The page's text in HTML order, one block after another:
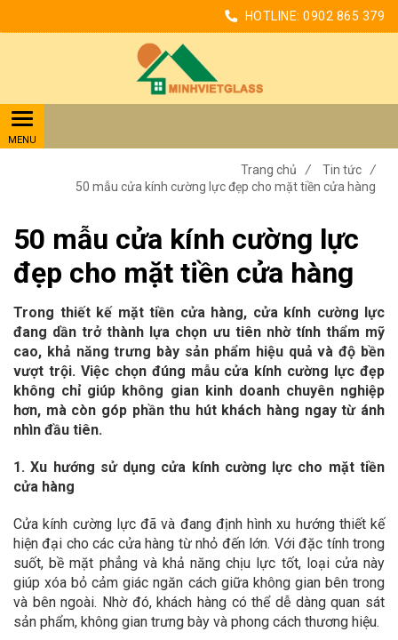
HOTLINE: 0902 865 379
Trang chủ / Tin tức
/
50 mẫu cửa kính cường lực đẹp cho mặt tiền cửa hàng
50 mẫu cửa kính cường lực
đẹp cho mặt tiền cửa hàng
Trong thiết kế mặt tiền cửa hàng, cửa kính cường lực
đang dần trở thành lựa chọn ưu tiên nhờ tính thẩm mỹ
cao, khả năng trưng bày sản phẩm hiệu quả và độ bền
vượt trội. Việc chọn đúng mẫu cửa kính cường lực đẹp
không chỉ giúp không gian kinh doanh chuyên nghiệp
hơn, mà còn góp phần thu hút khách hàng ngay từ ánh
nhìn đầu tiên.
1. Xu hướng sử dụng cửa kính cường lực cho mặt tiền
cửa hàng
Cửa kính cường lực đã và đang định hình xu hướng thiết kế
hiện đại cho các cửa hàng từ nhỏ đến lớn. Với đặc tính trong
suốt, bề mặt phẳng và khả năng chịu lực tốt, loại cửa này
giúp xóa bỏ cảm giác ngăn cách giữa không gian bên trong
và bên ngoài. Nhờ đó, khách hàng có thể dễ dàng quan sát
sản phẩm, không gian trưng bày và phong cách thương hiệu.